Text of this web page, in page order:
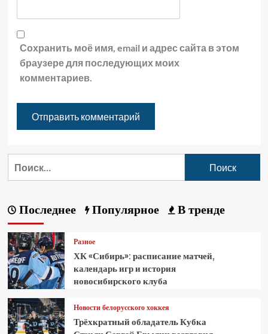
Сохранить моё имя, email и адрес сайта в этом
браузере для последующих моих
комментариев.
Последнее Популярное В тренде
Разное
ХК «Сибирь»: расписание матчей,
календарь игр и история
новосибирского клуба
Новости белорусского хоккея
Трёхкратный обладатель Кубка